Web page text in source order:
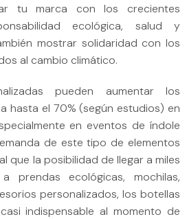
tu marca con los crecientes
ecológica, salud y
mostrar solidaridad con los
al cambio climático.
pueden aumentar los
hasta el 70% (según estudios) en
en eventos de índole
de este tipo de elementos
que la posibilidad de llegar a miles
prendas ecológicas, mochilas,
personalizados, los botellas
indispensable al momento de